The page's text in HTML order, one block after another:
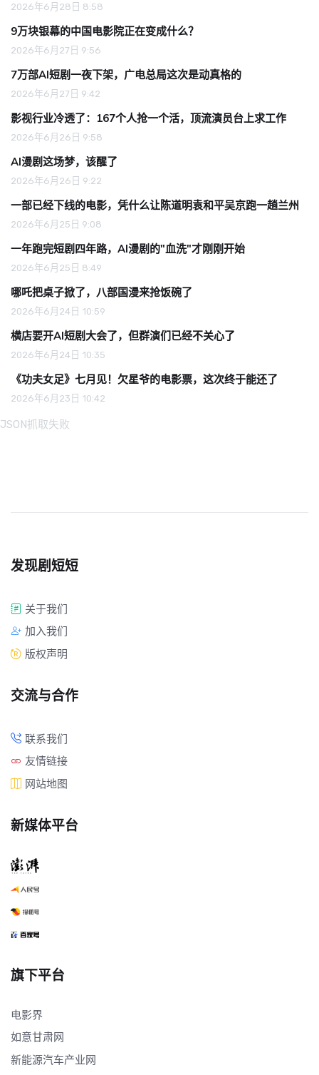
2026年6月28日 8:58
9万块银幕的中国电影院正在变成什么？
2026年6月27日 9:56
7万部AI短剧一夜下架，广电总局这次是动真格的
2026年6月27日 9:42
影视行业冷透了：167个人抢一个活，顶流演员台上求工作
2026年6月26日 9:58
AI漫剧这场梦，该醒了
2026年6月26日 9:22
一部已经下线的电影，凭什么让陈道明袁和平吴京跑一趟兰州
2026年6月25日 9:08
一年跑完短剧四年路，AI漫剧的"血洗"才刚刚开始
2026年6月25日 8:49
哪吒把桌子掀了，八部国漫来抢饭碗了
2026年6月24日 10:59
横店要开AI短剧大会了，但群演们已经不关心了
2026年6月24日 10:35
《功夫女足》七月见！欠星爷的电影票，这次终于能还了
2026年6月23日 10:42
JSON抓取失败
发现剧短短
关于我们
加入我们
版权声明
交流与合作
联系我们
友情链接
网站地图
新媒体平台
旗下平台
电影界
如意甘肃网
新能源汽车产业网